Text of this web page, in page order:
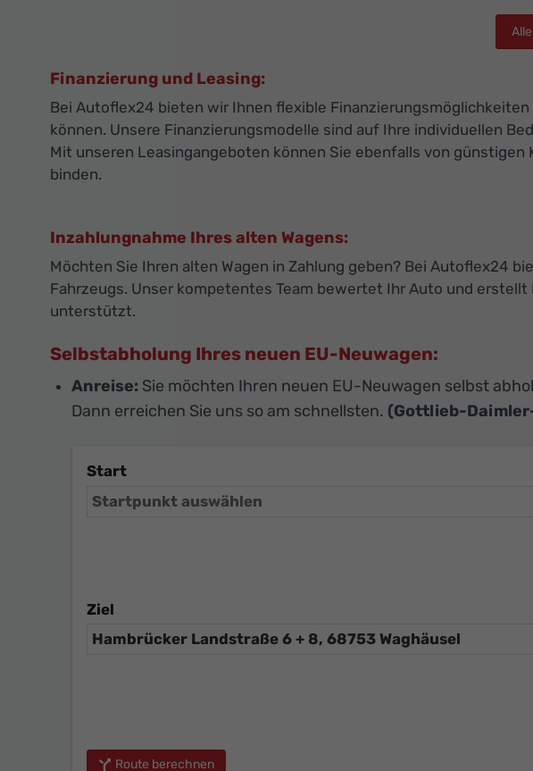
Finanzierung und Leasing:
Bei Autoflex24 bieten wir Ihnen flexible
können. Unsere Finanzierungsmodelle sind auf Ihre individuellen
Mit unseren Leasingangeboten können Sie ebenfalls von
binden.
Inzahlungnahme Ihres alten Wagens:
Möchten Sie Ihren alten Wagen in Zahlung geben? Bei Autoflex24
Fahrzeugs. Unser kompetentes Team bewertet Ihr Auto und
unterstützt.
Selbstabholung Ihres neuen EU-Neuwagen:
Anreise: Sie möchten Ihren neuen EU-Neuwagen selbst
Dann erreichen Sie uns so am schnellsten. (Gottlieb-
Start
Ziel
Route berechnen